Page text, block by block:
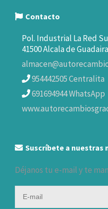
Contacto
Pol. Industrial La Red
41500 Alcala de
954442505 Centralita
691694944 WhatsApp
Suscríbete a nuestras
Déjanos tu e-mail y te